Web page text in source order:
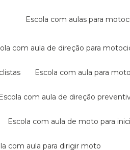
escola com aulas para
com aula de direção para
escola com aula para
escola com aula de direção
escola com aula de moto para
com aula para dirigir moto